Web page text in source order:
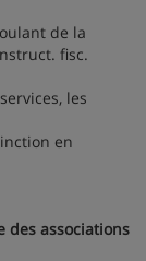
de la
fisc.
les
en
des associations